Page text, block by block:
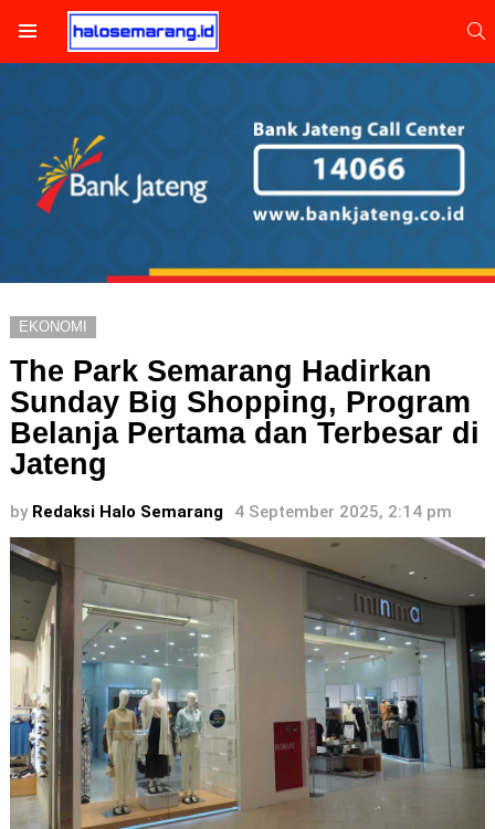
EKONOMI
The Park Semarang Hadirkan
Sunday Big Shopping, Program
Belanja Pertama dan Terbesar di
Jateng
by Redaksi Halo Semarang 4 September 2025, 2:14 pm